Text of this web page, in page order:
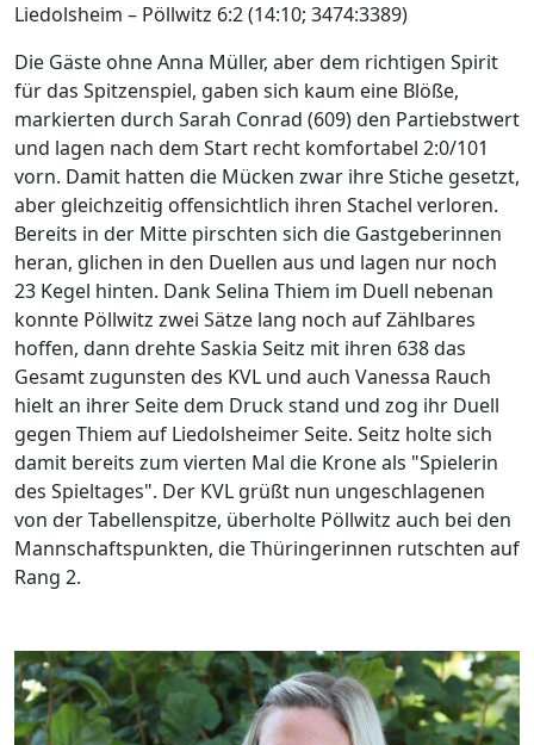
Liedolsheim – Pöllwitz 6:2 (14:10; 3474:3389)
Die Gäste ohne Anna Müller, aber dem richtigen Spirit
für das Spitzenspiel, gaben sich kaum eine Blöße,
markierten durch Sarah Conrad (609) den Partiebstwert
und lagen nach dem Start recht komfortabel 2:0/101
vorn. Damit hatten die Mücken zwar ihre Stiche gesetzt,
aber gleichzeitig offensichtlich ihren Stachel verloren.
Bereits in der Mitte pirschten sich die Gastgeberinnen
heran, glichen in den Duellen aus und lagen nur noch
23 Kegel hinten. Dank Selina Thiem im Duell nebenan
konnte Pöllwitz zwei Sätze lang noch auf Zählbares
hoffen, dann drehte Saskia Seitz mit ihren 638 das
Gesamt zugunsten des KVL und auch Vanessa Rauch
hielt an ihrer Seite dem Druck stand und zog ihr Duell
gegen Thiem auf Liedolsheimer Seite. Seitz holte sich
damit bereits zum vierten Mal die Krone als "Spielerin
des Spieltages". Der KVL grüßt nun ungeschlagenen
von der Tabellenspitze, überholte Pöllwitz auch bei den
Mannschaftspunkten, die Thüringerinnen rutschten auf
Rang 2.